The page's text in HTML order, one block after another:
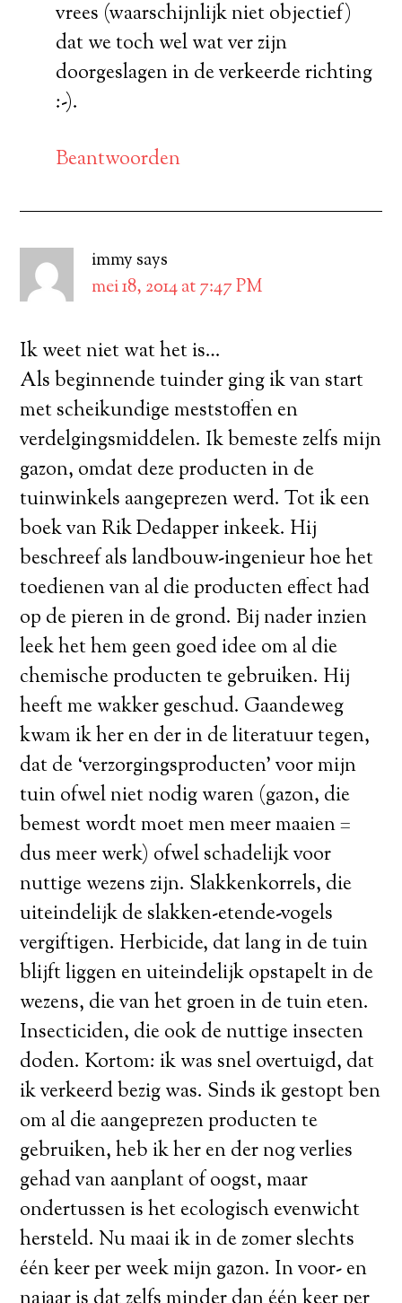
vrees (waarschijnlijk niet objectief)
dat we toch wel wat ver zijn
doorgeslagen in de verkeerde richting
:-).
Beantwoorden
immy says
mei 18, 2014 at 7:47 PM
Ik weet niet wat het is…
Als beginnende tuinder ging ik van start
met scheikundige meststoffen en
verdelgingsmiddelen. Ik bemeste zelfs mijn
gazon, omdat deze producten in de
tuinwinkels aangeprezen werd. Tot ik een
boek van Rik Dedapper inkeek. Hij
beschreef als landbouw-ingenieur hoe het
toedienen van al die producten effect had
op de pieren in de grond. Bij nader inzien
leek het hem geen goed idee om al die
chemische producten te gebruiken. Hij
heeft me wakker geschud. Gaandeweg
kwam ik her en der in de literatuur tegen,
dat de ‘verzorgingsproducten’ voor mijn
tuin ofwel niet nodig waren (gazon, die
bemest wordt moet men meer maaien =
dus meer werk) ofwel schadelijk voor
nuttige wezens zijn. Slakkenkorrels, die
uiteindelijk de slakken-etende-vogels
vergiftigen. Herbicide, dat lang in de tuin
blijft liggen en uiteindelijk opstapelt in de
wezens, die van het groen in de tuin eten.
Insecticiden, die ook de nuttige insecten
doden. Kortom: ik was snel overtuigd, dat
ik verkeerd bezig was. Sinds ik gestopt ben
om al die aangeprezen producten te
gebruiken, heb ik her en der nog verlies
gehad van aanplant of oogst, maar
ondertussen is het ecologisch evenwicht
hersteld. Nu maai ik in de zomer slechts
één keer per week mijn gazon. In voor- en